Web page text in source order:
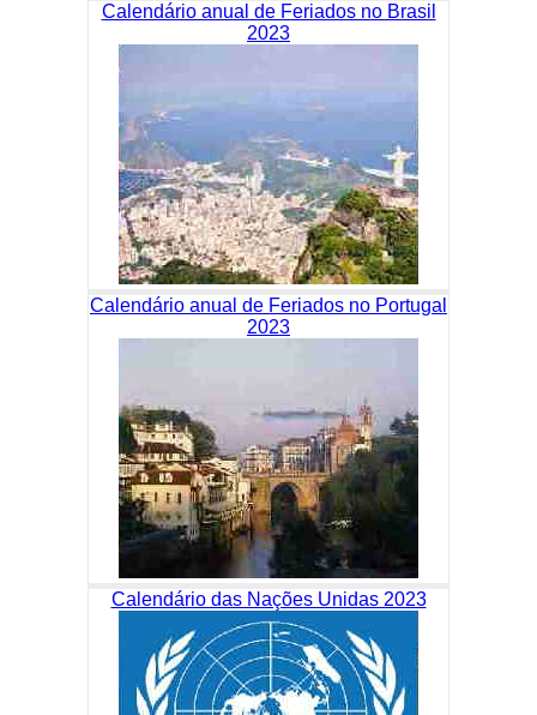
Calendário anual de Feriados no Brasil
2023
Calendário anual de Feriados no Portugal
2023
Calendário das Nações Unidas 2023